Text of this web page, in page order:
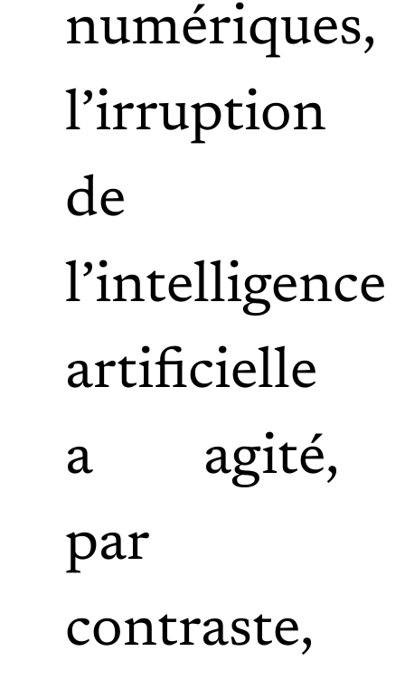
numériques,
l’irruption
de
l’intelligence
artificielle
a agité,
par
contraste,